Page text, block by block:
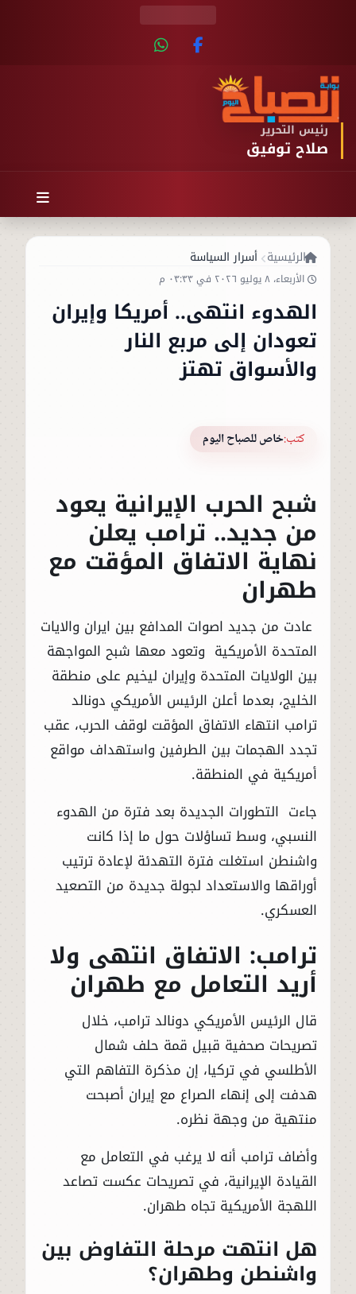
رئيس التحرير
صلاح توفيق
الرئيسية أسرار السياسة
الأربعاء، ٨ يوليو ٢٠٢٦ في ٠٣:٣٣ م
الهدوء انتهى.. أمريكا وإيران
تعودان إلى مربع النار
والأسواق تهتز
كتب:خاص للصباح اليوم
شبح الحرب الإيرانية يعود
من جديد.. ترامب يعلن
نهاية الاتفاق المؤقت مع
طهران
عادت من جديد اصوات المدافع بين ايران والايات
المتحدة الأمريكية وتعود معها شبح المواجهة
بين الولايات المتحدة وإيران ليخيم على منطقة
الخليج، بعدما أعلن الرئيس الأمريكي دونالد
ترامب انتهاء الاتفاق المؤقت لوقف الحرب، عقب
تجدد الهجمات بين الطرفين واستهداف مواقع
أمريكية في المنطقة.
جاءت التطورات الجديدة بعد فترة من الهدوء
النسبي، وسط تساؤلات حول ما إذا كانت
واشنطن استغلت فترة التهدئة لإعادة ترتيب
أوراقها والاستعداد لجولة جديدة من التصعيد
العسكري.
ترامب: الاتفاق انتهى ولا
أريد التعامل مع طهران
قال الرئيس الأمريكي دونالد ترامب، خلال
تصريحات صحفية قبيل قمة حلف شمال
الأطلسي في تركيا، إن مذكرة التفاهم التي
هدفت إلى إنهاء الصراع مع إيران أصبحت
منتهية من وجهة نظره.
وأضاف ترامب أنه لا يرغب في التعامل مع
القيادة الإيرانية، في تصريحات عكست تصاعد
اللهجة الأمريكية تجاه طهران.
هل انتهت مرحلة التفاوض بين
واشنطن وطهران؟